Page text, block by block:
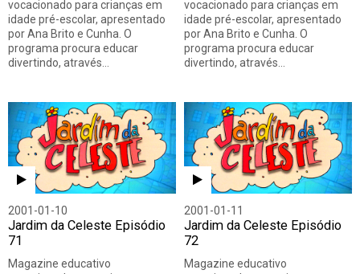
vocacionado para crianças em
idade pré-escolar, apresentado
por Ana Brito e Cunha. O
programa procura educar
divertindo, através…
vocacionado para crianças em
idade pré-escolar, apresentado
por Ana Brito e Cunha. O
programa procura educar
divertindo, através…
2001-01-10
Jardim da Celeste Episódio
71
Magazine educativo
2001-01-11
Jardim da Celeste Episódio
72
Magazine educativo